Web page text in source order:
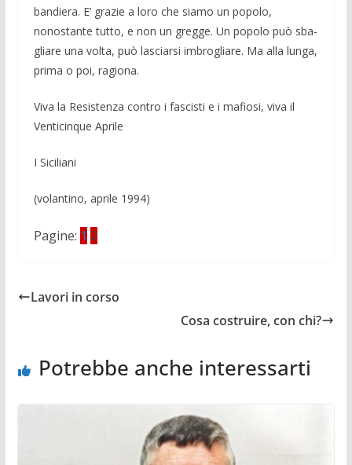
bandiera. E’ grazie a loro che siamo un popolo,
nonostante tutto, e non un gregge. Un popolo può sba­
gliare una volta, può lasciarsi imbrogliare. Ma alla lunga,
prima o poi, ragiona.
Viva la Resistenza contro i fascisti e i mafiosi, viva il
Venticinque Aprile
I Siciliani
(volantino, aprile 1994)
Pagine: 1 2
Lavori in corso
Cosa costruire, con chi?
Potrebbe anche interessarti